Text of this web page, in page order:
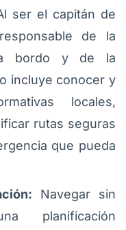
ser el capitán de
de la
bordo y de la
incluye conocer y
locales,
rutas seguras
que pueda
Navegar sin
planificación